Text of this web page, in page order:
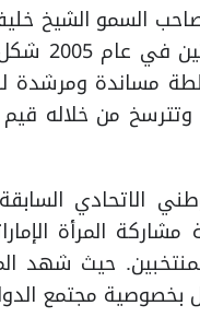
السمو الشيخ
الله)
مساندة ومرشدة
وتترسخ من خلاله
الاتحادي
المرأة
حيث شهد
مجتمع